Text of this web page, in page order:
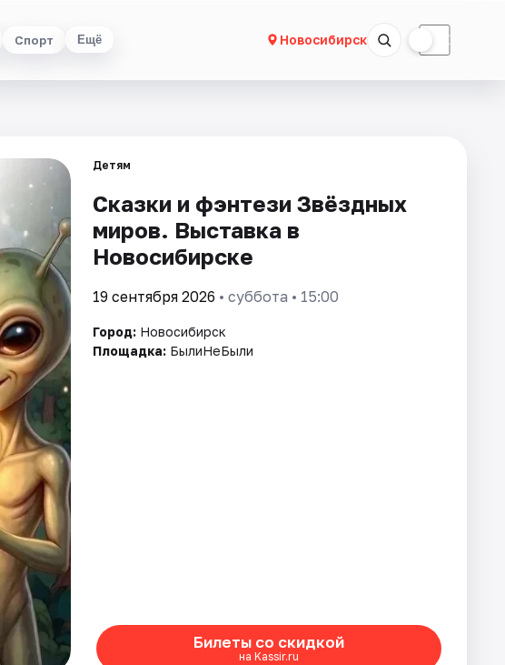
Спорт Ещё Новосибирск ☾
Детям
Сказки и фэнтези Звёздных
миров. Выставка в
Новосибирске
19 сентября 2026 • суббота • 15:00
Город: Новосибирск
Площадка: БылиНеБыли
Билеты со скидкой
на Kassir.ru